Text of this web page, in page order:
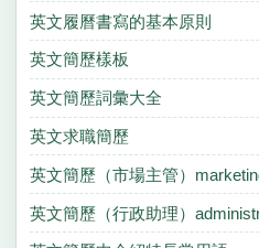
英文履曆書寫的基本原則
英文簡歷樣板
英文簡歷詞彙大全
英文求職簡歷
英文簡歷（市場主管）
英文簡歷（行政助理）